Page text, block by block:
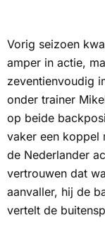
Vorig seizoen
amper in actie,
zeventienvoudig
onder trainer
op beide
vaker een koppel
de Nederlander
vertrouwen dat
aanvaller, hij de
vertelt de